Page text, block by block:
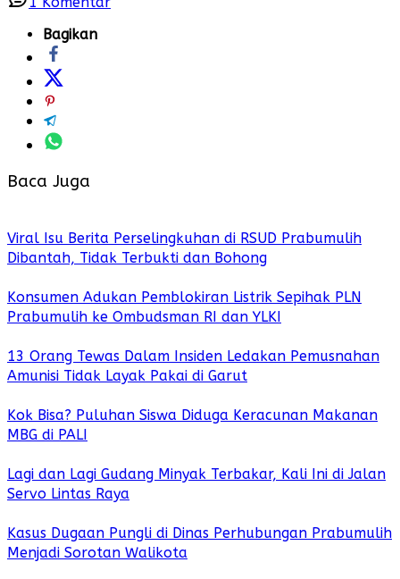
Bagikan
Baca Juga
Viral Isu Berita Perselingkuhan di RSUD Prabumulih
Dibantah, Tidak Terbukti dan Bohong
Konsumen Adukan Pemblokiran Listrik Sepihak PLN
Prabumulih ke Ombudsman RI dan YLKI
13 Orang Tewas Dalam Insiden Ledakan Pemusnahan
Amunisi Tidak Layak Pakai di Garut
Kok Bisa? Puluhan Siswa Diduga Keracunan Makanan
MBG di PALI
Lagi dan Lagi Gudang Minyak Terbakar, Kali Ini di Jalan
Servo Lintas Raya
Kasus Dugaan Pungli di Dinas Perhubungan Prabumulih
Menjadi Sorotan Walikota